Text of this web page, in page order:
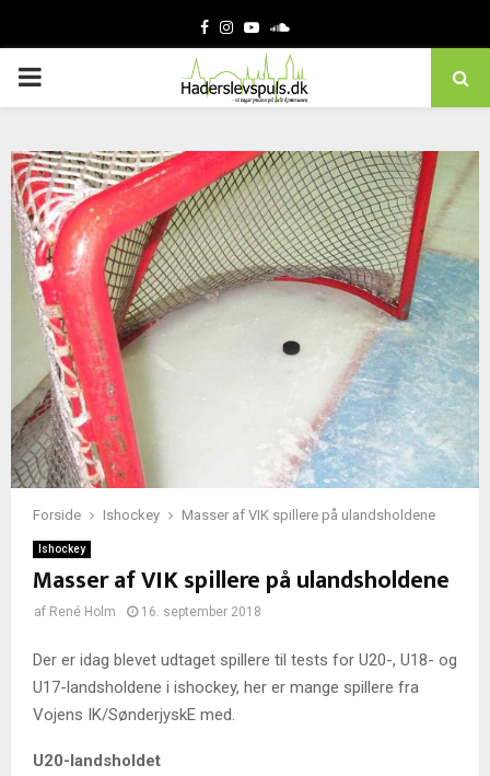
Facebook
Instagram
YoutubeSoundcloud
PRIMARY
Forside Ishockey Masser af VIK spillere på ulandsholdene
Ishockey
Masser af VIK spillere på ulandsholdene
af René Holm 16. september 2018
Der er idag blevet udtaget spillere til tests for U20-, U18- og
U17-landsholdene i ishockey, her er mange spillere fra
Vojens IK/SønderjyskE med.
U20-landsholdet